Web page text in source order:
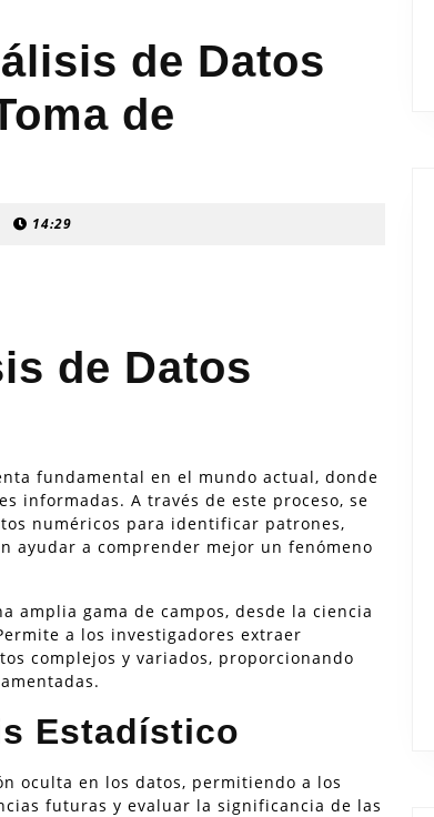
de Datos
de
14:29
de Datos
fundamental en el mundo actual, donde
informadas. A través de este proceso, se
numéricos para identificar patrones,
ayudar a comprender mejor un fenómeno
amplia gama de campos, desde la ciencia
a los investigadores extraer
complejos y variados, proporcionando
Estadístico
oculta en los datos, permitiendo a los
futuras y evaluar la significancia de las